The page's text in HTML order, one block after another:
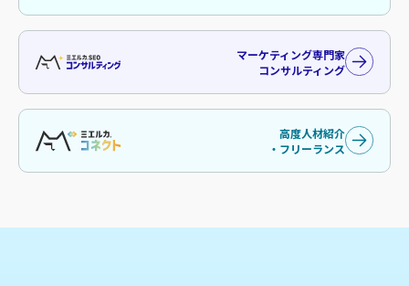
マーケティング専門家
コンサルティング
高度人材紹介
・フリーランス